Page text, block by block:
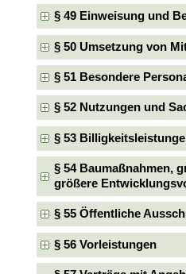
§ 49 Einweisung und
§ 50 Umsetzung von
§ 51 Besondere
§ 52 Nutzungen und
§ 53
§ 54 Baumaßnahmen,
größere
§ 55 Öffentliche
§ 56 Vorleistungen